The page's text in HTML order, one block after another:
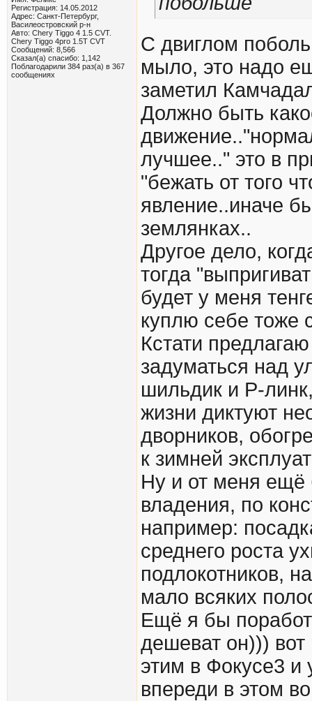
Регистрация: 14.05.2012
Адрес: Санкт-Петербург,
Василеостровский р-н
Авто: Chery Tiggo 4 1.5 CVT.
Chery Tiggo 4pro 1.5T CVT
Сообщений: 8,566
Сказал(а) спасибо: 1,142
Поблагодарили 384 раз(а) в 367
сообщениях
С двиглом
мыло, это надо
заметил
Должно быть
лучшее.." это в
"бежать от того
явление..иначе
землянках..
Другое дело,
тогда
будет у меня
куплю себе тоже
Кстати
задуматься над
шильдик и Р-
жизни диктуют
дворников,
к зимней
Ну и от меня ещё
владения, по
например:
среднего роста
подлокотников,
мало всяких
Ещё я бы
дешеват он)))
этим в Фокусе3 и
впереди в этом